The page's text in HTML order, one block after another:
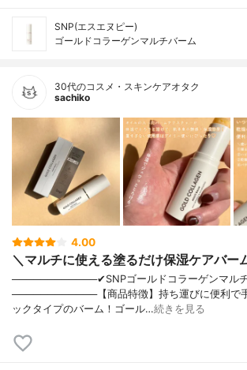
SNP(エスエヌピー)
ゴールドコラーゲンマルチバーム
30代のコスメ・スキンケアオタク
sachiko
4.00
＼マルチに使える塗るだけ保湿ケアバー
────────────✔︎SNPゴールドコラーゲンマル
────────────【商品特徴】持ち運びに便利で
ックタイプのバーム！ゴール…続きを見る